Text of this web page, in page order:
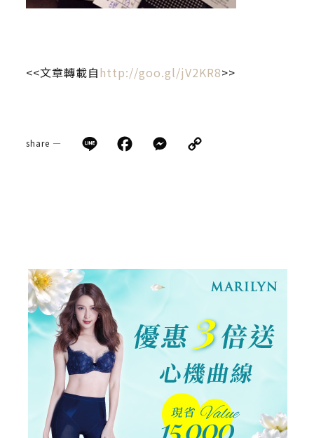
<<文章轉載自http://goo.gl/jV2KR8>>
share — Line Facebook
Messenger